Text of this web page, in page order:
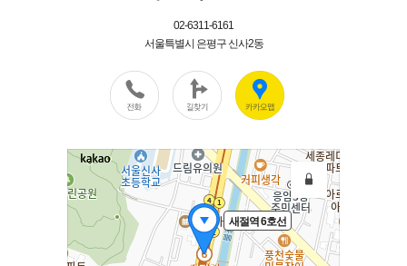
02-6311-6161
서울특별시 은평구 신사2동
새절역 6호선